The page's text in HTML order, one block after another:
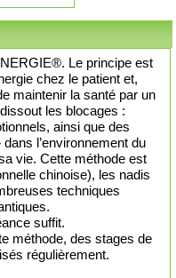
Le principe est
chez le patient et,
maintenir la santé par un
les blocages :
ainsi que des
l’environnement du
vie. Cette méthode est
chinoise), les nadis
techniques
suffit.
méthode, des stages de
régulièrement.